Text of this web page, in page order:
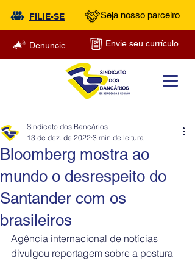
FILIE-SE Seja nosso parceiro
Denuncie Envie seu currículo
Bloomberg mostra ao
mundo o desrespeito do
Santander com os
brasileiros
Sindicato dos Bancários
13 de dez. de 2022 3 min de leitura
Agência internacional de notícias
divulgou reportagem sobre a postura